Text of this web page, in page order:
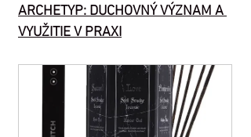
ARCHETYP: DUCHOVNÝ VÝZNAM A
VYUŽITIE V PRAXI